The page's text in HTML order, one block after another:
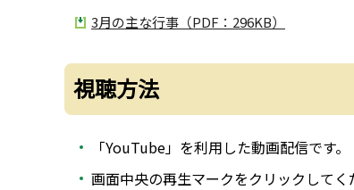
3月の主な行事（PDF：296KB）
視聴方法
「YouTube」を利用した動画配信です。
画面中央の再生マークをクリックしてく